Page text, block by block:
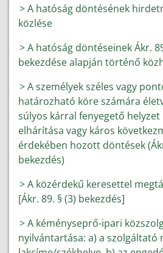
> A hatóság döntésének
közlése
> A hatóság döntéseinek Ákr.
bekezdése alapján történő
> A személyek széles vagy
határozható köre számára
súlyos kárral fenyegető helyzet
elhárítása vagy káros
érdekében hozott döntések
bekezdés)
> A közérdekű keresettel
[Ákr. 89. § (3) bekezdés]
> A kéményseprő-ipari
nyilvántartása: a) a szolgáltató